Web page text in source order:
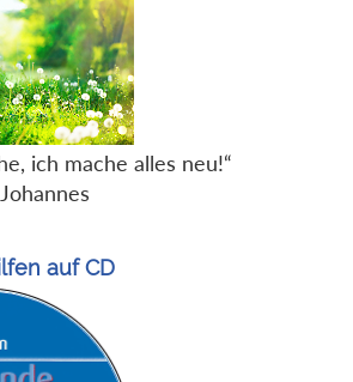
ich mache alles neu!“
auf CD